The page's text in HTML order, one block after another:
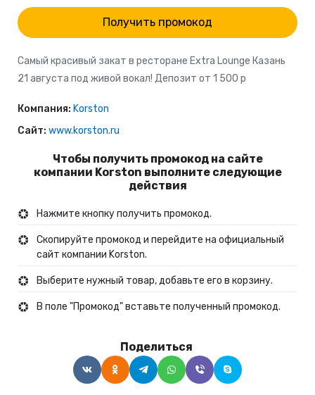
Получить промокод
Самый красивый закат в ресторане Extra Lounge Казань
21 августа под живой вокал! Депозит от 1 500 р
Компания: Korston
Сайт: www.korston.ru
Чтобы получить промокод на сайте
компании Korston выполните следующие
действия
Нажмите кнопку получить промокод.
Скопируйте промокод и перейдите на официальный
сайт компании Korston.
Выберите нужный товар, добавьте его в корзину.
В поле "Промокод" вставьте полученный промокод.
Поделиться